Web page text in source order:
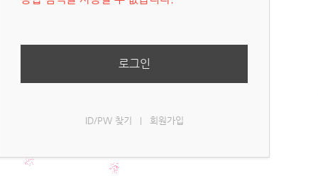
로그인
ID/PW 찾기 회원가입